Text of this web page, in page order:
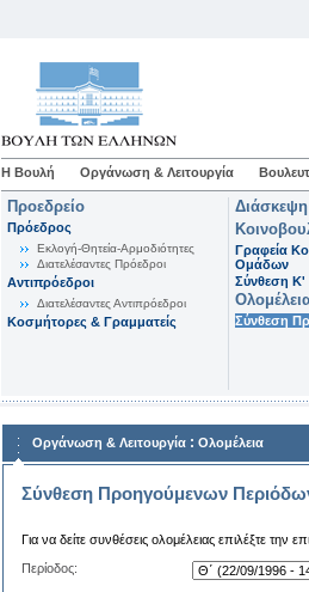
Η Βουλή Οργάνωση & Λειτουργία
Προεδρείο
Πρόεδρος
Εκλογή-Θητεία-Αρμοδιότητες
Διατελέσαντες Πρόεδροι
Αντιπρόεδροι
Διατελέσαντες Αντιπρόεδροι
Κοσμήτορες & Γραμματείς
Γραφεία
Ομάδων
Σύνθεση K'
Σύνθεση
Οργάνωση & Λειτουργία : Ολομέλεια
Σύνθεση Προηγούμενων
Για να δείτε συνθέσεις ολομέλειας επιλέξτε την
Περίοδος: